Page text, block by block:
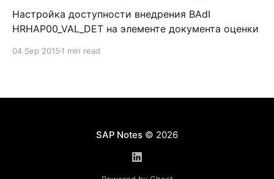
Настройка доступности внедрения BAdI
HRHAP00_VAL_DET на элементе документа оценки
04 Sep 2015 1 min read
SAP Notes© 2026